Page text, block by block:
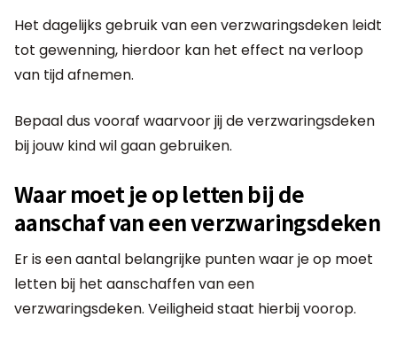
Het dagelijks gebruik van een verzwaringsdeken leidt
tot gewenning, hierdoor kan het effect na verloop
van tijd afnemen.
Bepaal dus vooraf waarvoor jij de verzwaringsdeken
bij jouw kind wil gaan gebruiken.
Waar moet je op letten bij de
aanschaf van een verzwaringsdeken
Er is een aantal belangrijke punten waar je op moet
letten bij het aanschaffen van een
verzwaringsdeken. Veiligheid staat hierbij voorop.